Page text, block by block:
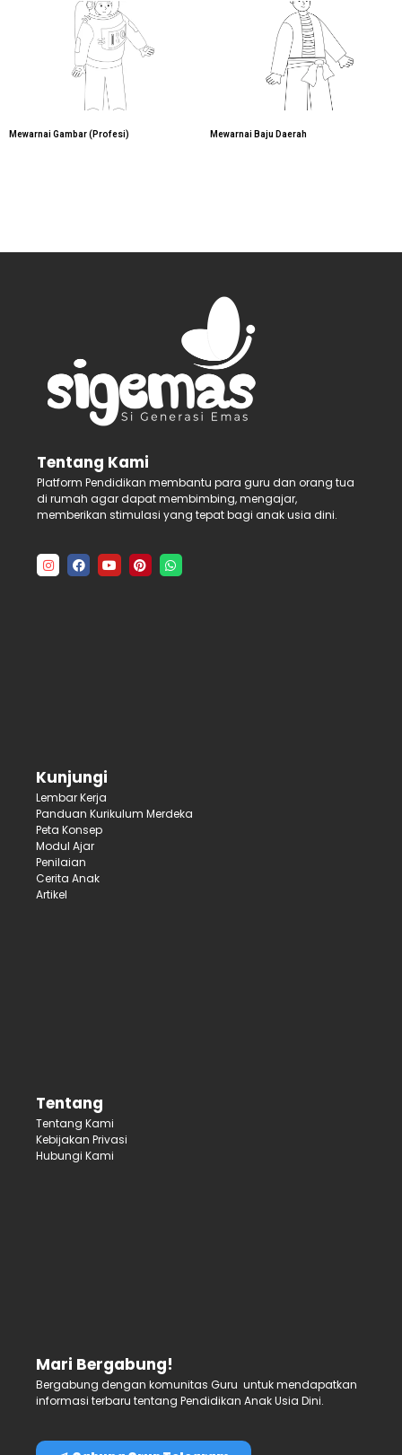
Mewarnai Gambar (Profesi) Mewarnai Baju Daerah
Tentang Kami
Platform Pendidikan membantu para guru dan orang tua
di rumah agar dapat membimbing, mengajar,
memberikan stimulasi yang tepat bagi anak usia dini.
Kunjungi
Lembar Kerja
Panduan Kurikulum Merdeka
Peta Konsep
Modul Ajar
Penilaian
Cerita Anak
Artikel
Tentang
Tentang Kami
Kebijakan Privasi
Hubungi Kami
Mari Bergabung!
Bergabung dengan komunitas Guru untuk mendapatkan
informasi terbaru tentang Pendidikan Anak Usia Dini.